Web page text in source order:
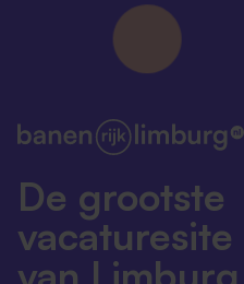
De grootste
vacaturesite
van Limburg